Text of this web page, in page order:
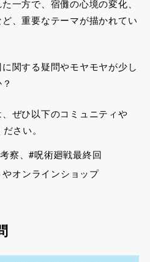
一方で、宿儺の心境の変化、
、重要なテーマが描かれてい
関する疑問やモヤモヤが少し
ぜひ以下のコミュニティや
さい。
察、#呪術廻戦最終回
オンラインショップ